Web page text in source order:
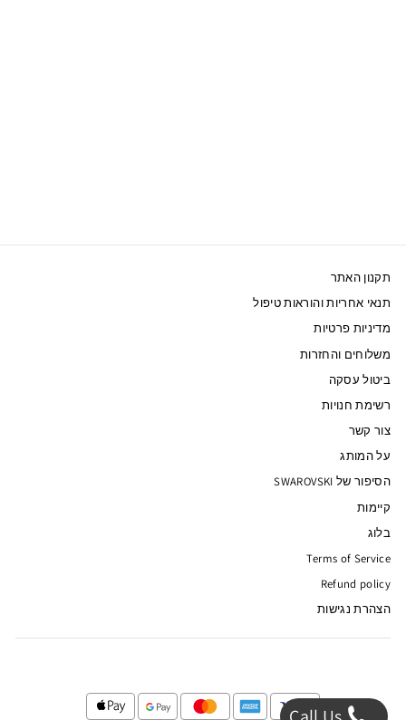
תקנון האתר
תנאי אחריות והוראות טיפול
מדיניות פרטיות
משלוחים והחזרות
ביטול עסקה
רשימת חנויות
צור קשר
על המותג
הסיפור של SWAROVSKI
קיימות
בלוג
Terms of Service
Refund policy
הצהרת נגישות